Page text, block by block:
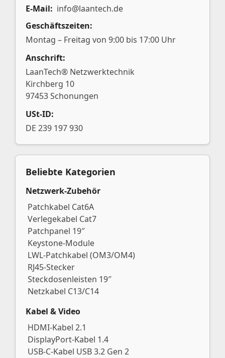
E-Mail: info@laantech.de
Geschäftszeiten:
Montag – Freitag von 9:00 bis 17:00 Uhr
Anschrift:
LaanTech® Netzwerktechnik
Kirchberg 10
97453 Schonungen
USt-ID:
DE 239 197 930
Beliebte Kategorien
Netzwerk-Zubehör
Patchkabel Cat6A
Verlegekabel Cat7
Patchpanel 19″
Keystone-Module
LWL-Patchkabel (OM3/OM4)
RJ45-Stecker
Steckdosenleisten 19″
Netzkabel C13/C14
Kabel & Video
HDMI-Kabel 2.1
DisplayPort-Kabel 1.4
USB-C-Kabel USB 3.2 Gen 2